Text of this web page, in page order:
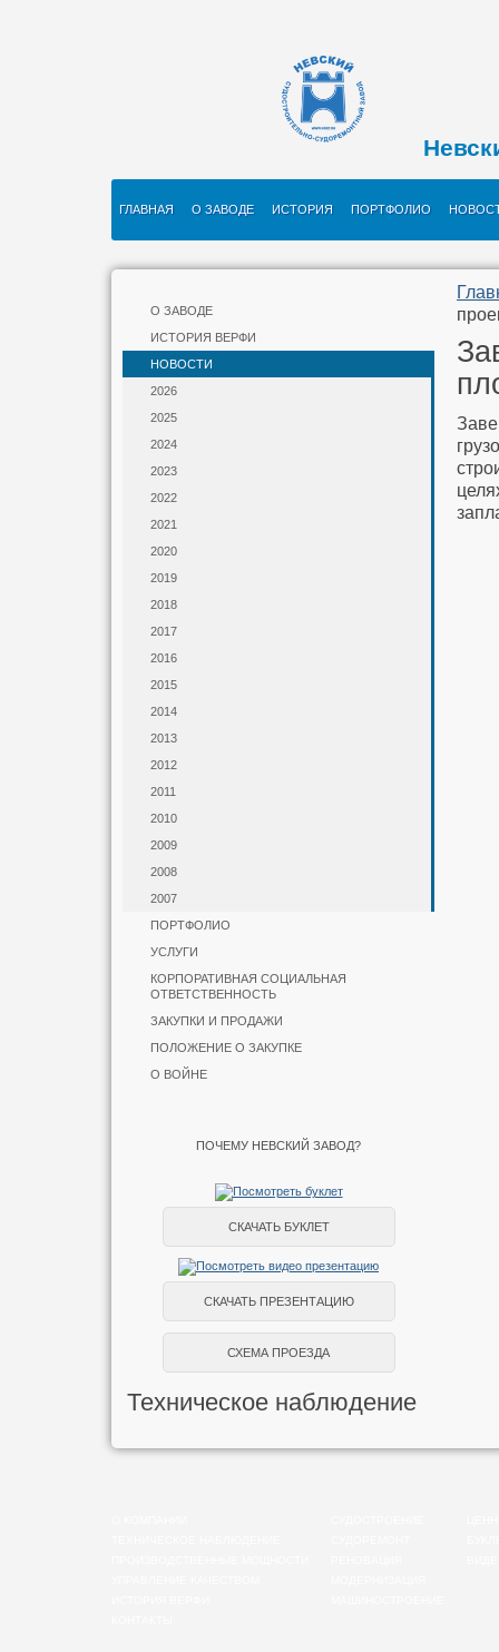
ГЛАВНАЯ О ЗАВОДЕ ИСТОРИЯ ПОРТФОЛИО
О ЗАВОДЕ
ИСТОРИЯ ВЕРФИ
НОВОСТИ
2026
2025
2024
2023
2022
2021
2020
2019
2018
2017
2016
2015
2014
2013
2012
2011
2010
2009
2008
2007
ПОРТФОЛИО
УСЛУГИ
КОРПОРАТИВНАЯ СОЦИАЛЬНАЯ
ОТВЕТСТВЕННОСТЬ
ЗАКУПКИ И ПРОДАЖИ
ПОЛОЖЕНИЕ О ЗАКУПКЕ
О ВОЙНЕ
ПОЧЕМУ НЕВСКИЙ ЗАВОД?
СКАЧАТЬ БУКЛЕТ
СКАЧАТЬ ПРЕЗЕНТАЦИЮ
СХЕМА ПРОЕЗДА
Техническое наблюдение